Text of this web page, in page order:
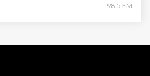
98,5 FM